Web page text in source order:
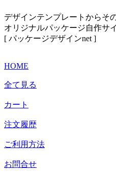
デザインテンプレートからそ
オリジナルパッケージ自作サ
[ パッケージデザインnet ]
HOME
全て見る
カート
注文履歴
ご利用方法
お問合せ